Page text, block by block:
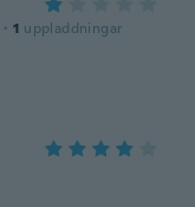
· 1 uppladdningar